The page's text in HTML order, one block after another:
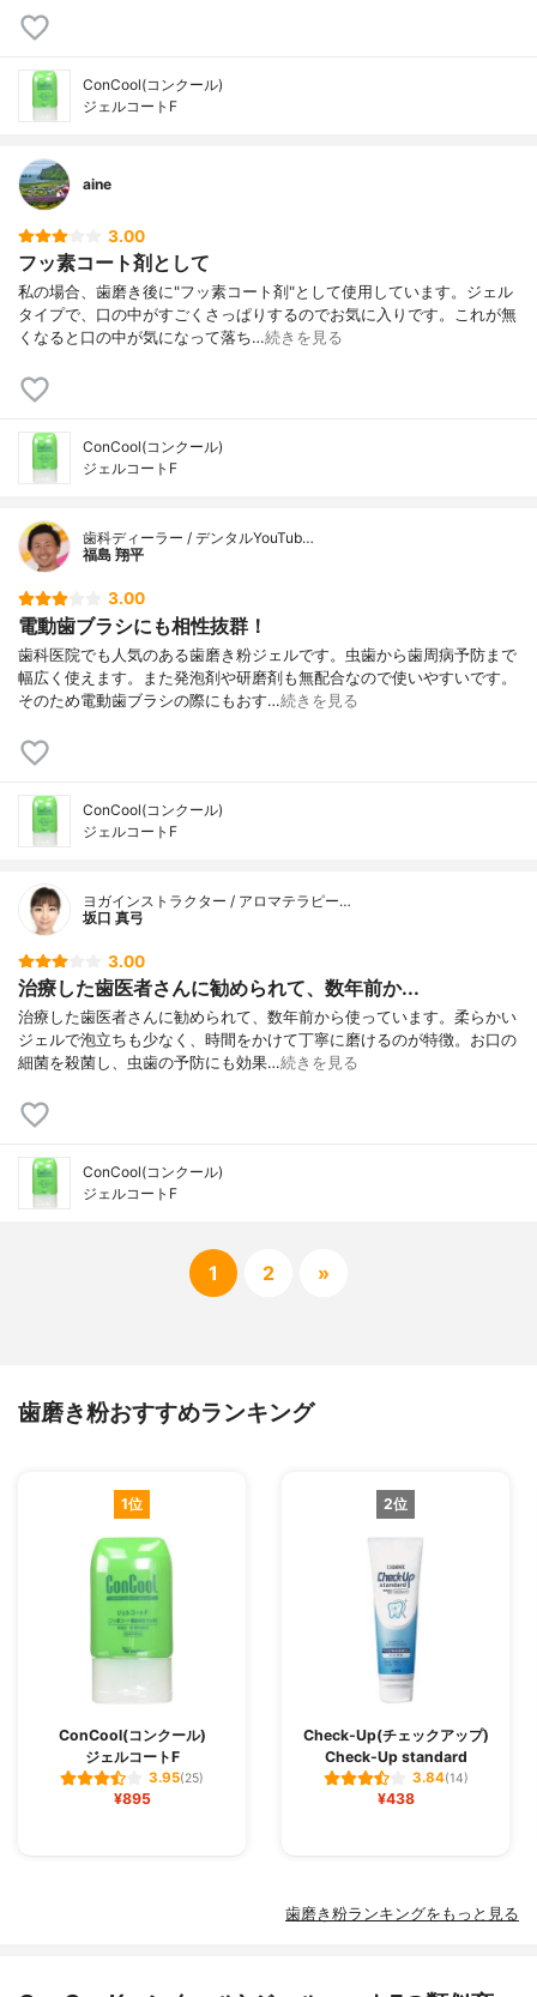
ConCool(コンクール)
ジェルコートF
aine
3.00
フッ素コート剤として
私の場合、歯磨き後に"フッ素コート剤"として使用しています。ジェル
タイプで、口の中がすごくさっぱりするのでお気に入りです。これが無
くなると口の中が気になって落ち…続きを見る
ConCool(コンクール)
ジェルコートF
歯科ディーラー / デンタルYouTub…
福島 翔平
3.00
電動歯ブラシにも相性抜群！
歯科医院でも人気のある歯磨き粉ジェルです。虫歯から歯周病予防まで
幅広く使えます。また発泡剤や研磨剤も無配合なので使いやすいです。
そのため電動歯ブラシの際にもおす…続きを見る
ConCool(コンクール)
ジェルコートF
ヨガインストラクター / アロマテラピー…
坂口 真弓
3.00
治療した歯医者さんに勧められて、数年前か...
治療した歯医者さんに勧められて、数年前から使っています。柔らかい
ジェルで泡立ちも少なく、時間をかけて丁寧に磨けるのが特徴。お口の
細菌を殺菌し、虫歯の予防にも効果…続きを見る
ConCool(コンクール)
ジェルコートF
1 2 »
歯磨き粉おすすめランキング
1位
ConCool(コンクール)
ジェルコートF
3.95(25)
¥895
2位
Check-Up(チェックアップ)
Check-Up standard
3.84(14)
¥438
歯磨き粉ランキングをもっと見る